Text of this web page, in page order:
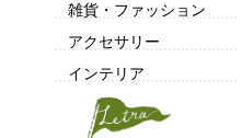
雑貨・ファッション
アクセサリー
インテリア